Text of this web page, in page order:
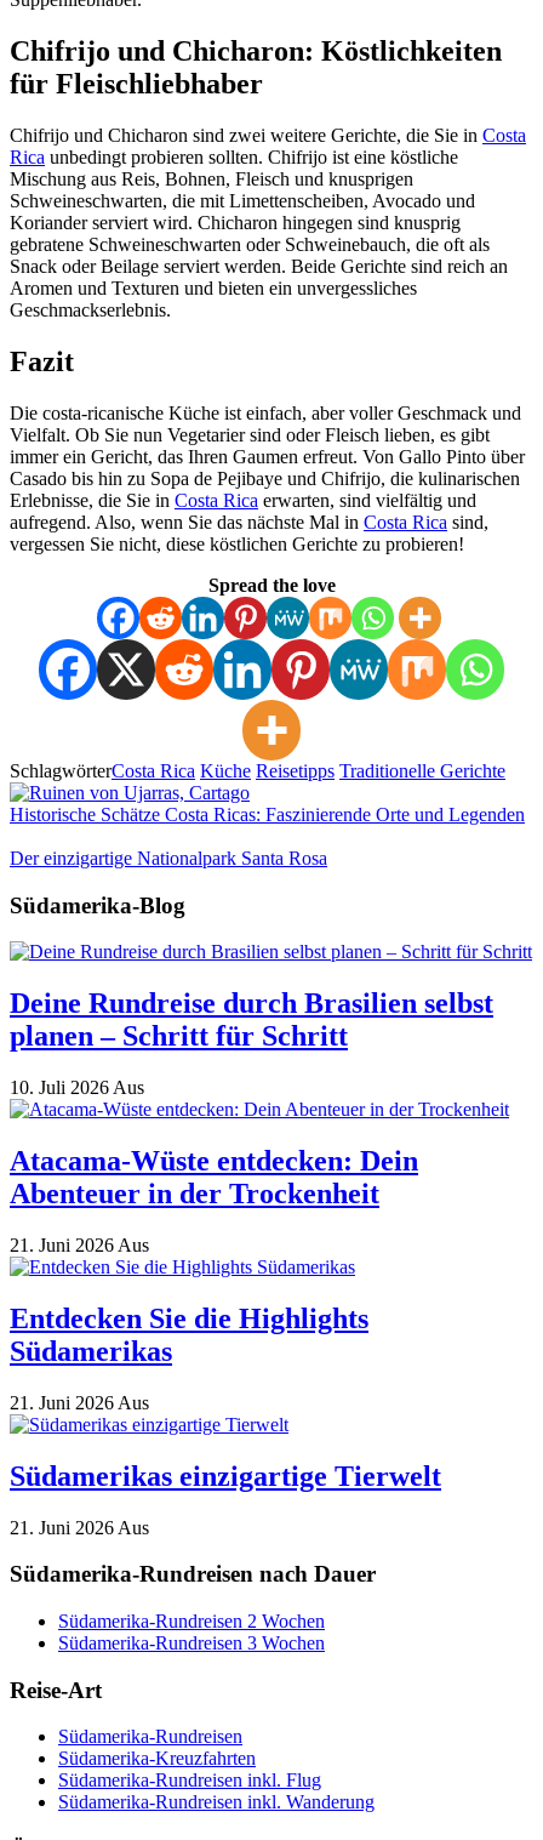
Chifrijo und Chicharon: Köstlichkeiten
für Fleischliebhaber
Chifrijo und Chicharon sind zwei weitere Gerichte, die Sie in Costa
Rica unbedingt probieren sollten. Chifrijo ist eine köstliche
Mischung aus Reis, Bohnen, Fleisch und knusprigen
Schweineschwarten, die mit Limettenscheiben, Avocado und
Koriander serviert wird. Chicharon hingegen sind knusprig
gebratene Schweineschwarten oder Schweinebauch, die oft als
Snack oder Beilage serviert werden. Beide Gerichte sind reich an
Aromen und Texturen und bieten ein unvergessliches
Geschmackserlebnis.
Fazit
Die costa-ricanische Küche ist einfach, aber voller Geschmack und
Vielfalt. Ob Sie nun Vegetarier sind oder Fleisch lieben, es gibt
immer ein Gericht, das Ihren Gaumen erfreut. Von Gallo Pinto über
Casado bis hin zu Sopa de Pejibaye und Chifrijo, die kulinarischen
Erlebnisse, die Sie in Costa Rica erwarten, sind vielfältig und
aufregend. Also, wenn Sie das nächste Mal in Costa Rica sind,
vergessen Sie nicht, diese köstlichen Gerichte zu probieren!
Spread the love
SchlagwörterCosta Rica Küche Reisetipps Traditionelle Gerichte
Historische Schätze Costa Ricas: Faszinierende Orte und Legenden
Der einzigartige Nationalpark Santa Rosa
Südamerika-Blog
Deine Rundreise durch Brasilien selbst
planen – Schritt für Schritt
10. Juli 2026 Aus
Atacama-Wüste entdecken: Dein
Abenteuer in der Trockenheit
21. Juni 2026 Aus
Entdecken Sie die Highlights
Südamerikas
21. Juni 2026 Aus
Südamerikas einzigartige Tierwelt
21. Juni 2026 Aus
Südamerika-Rundreisen nach Dauer
Südamerika-Rundreisen 2 Wochen
Südamerika-Rundreisen 3 Wochen
Reise-Art
Südamerika-Rundreisen
Südamerika-Kreuzfahrten
Südamerika-Rundreisen inkl. Flug
Südamerika-Rundreisen inkl. Wanderung